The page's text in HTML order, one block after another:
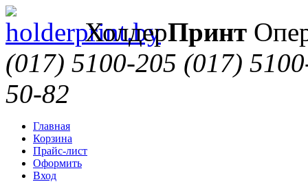
ХолдерПринт
(017) 5100-205 (017)
50-82
Главная
Корзина
Прайс-лист
Оформить
Вход